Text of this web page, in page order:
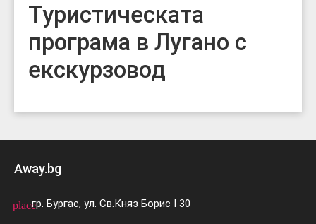
Туристическата
програма в Лугано с
екскурзовод
Away.bg
placeгр. Бургас, ул. Св.Княз Борис I 30